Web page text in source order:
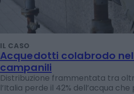
IL CASO
Acquedotti colabrodo
campanili
Distribuzione frammentata tra
l’Italia perde il 42% dell’acqua